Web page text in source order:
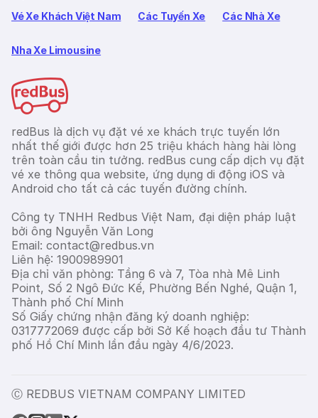
Vé Xe Khách Việt Nam Các Tuyến Xe Các Nhà Xe
Nha Xe Limousine
redBus là dịch vụ đặt vé xe khách trực tuyến lớn
nhất thế giới được hơn 25 triệu khách hàng hài lòng
trên toàn cầu tin tưởng. redBus cung cấp dịch vụ đặt
vé xe thông qua website, ứng dụng di động iOS và
Android cho tất cả các tuyến đường chính.
Công ty TNHH Redbus Việt Nam, đại diện pháp luật
bởi ông Nguyễn Văn Long
Email: contact@redbus.vn
Liên hệ: 1900989901
Địa chỉ văn phòng: Tầng 6 và 7, Tòa nhà Mê Linh
Point, Số 2 Ngô Đức Kế, Phường Bến Nghé, Quận 1,
Thành phố Chí Minh
Số Giấy chứng nhận đăng ký doanh nghiệp:
0317772069 được cấp bởi Sở Kế hoạch đầu tư Thành
phố Hồ Chí Minh lần đầu ngày 4/6/2023.
Ⓒ REDBUS VIETNAM COMPANY LIMITED